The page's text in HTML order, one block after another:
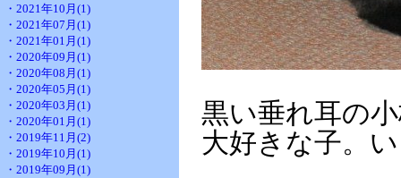
・2021年10月(1)
・2021年07月(1)
・2021年01月(1)
・2020年09月(1)
・2020年08月(1)
・2020年05月(1)
・2020年03月(1)
・2020年01月(1)
・2019年11月(2)
・2019年10月(1)
・2019年09月(1)
黒い垂れ耳の
大好きな子。